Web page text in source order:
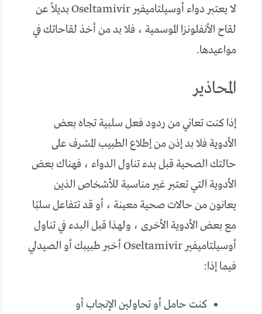
لا يعتبر دواء أوسيلتاميفير Oseltamivir بديلاً عن
لقاح الأنفلونزا الموسمية ، فلا بد من أخذ لقاحاتك في
مواعيدها.
المحاذير
إذا كنت تعاني من ردود فعل سلبية تجاه بعض
الأدوية فلا بد إذن من إطلاع الطبيب المشرف على
حالتك الصحية قبل بدء تناول الدواء ، فهناك بعض
الأدوية التي تعتبر غير مناسبة للأشخاص الذين
يعانون من حالات صحية معينة ، أو قد تتفاعل سلبًا
مع بعض الأدوية الأخرى ، ولهذا قبل البدء في تناول
أوسيلتاميفير Oseltamivir أخبر طبيبك أو الصيدلي
فيما إذا:
كنت حامل أو تحاولين الإنجاب أو